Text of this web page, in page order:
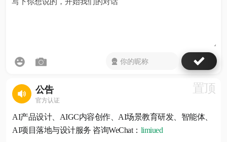
公告
官方认证
置顶
AI产品设计、AIGC内容创作、AI场景教育研发、智能体、
AI项目落地与设计服务 咨询WeChat： limiued